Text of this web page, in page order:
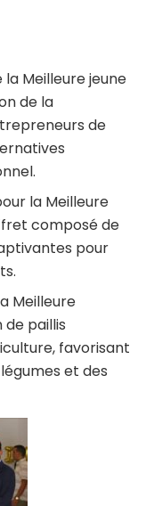
Meilleure jeune
de la
de
la Meilleure
composé de
pour
Meilleure
paillis
favorisant
et des